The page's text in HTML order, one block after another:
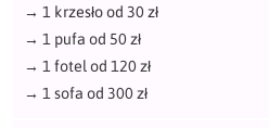
→ 1 krzesło od 30 zł
→ 1 pufa od 50 zł
→ 1 fotel od 120 zł
→ 1 sofa od 300 zł